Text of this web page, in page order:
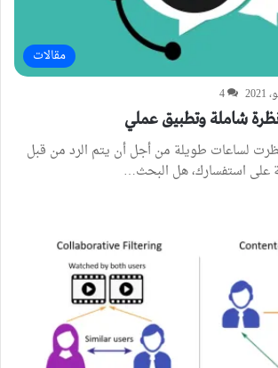
مقالات
4
شاملة وتطبيق عملي
لساعات طويلة من أجل أن يتم الرد من قبل
على استفسارك، هل البحث…